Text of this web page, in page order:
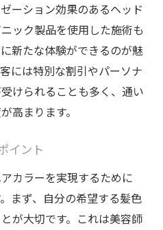
ーション効果のあるヘッド
ック製品を使用した施術も
新たな体験ができるのが魅
には特別な割引やパーソナ
けられることも多く、通い
高まります。
イント
カラーを実現するために
まず、自分の希望する髪色
が大切です。これは美容師